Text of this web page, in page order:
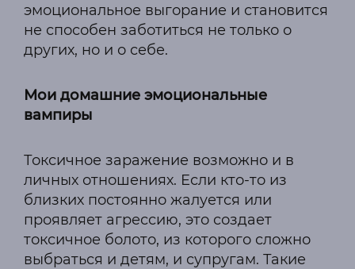
эмоциональное выгорание и становится
не способен заботиться не только о
других, но и о себе.
Мои домашние эмоциональные
вампиры
Токсичное заражение возможно и в
личных отношениях. Если кто-то из
близких постоянно жалуется или
проявляет агрессию, это создает
токсичное болото, из которого сложно
выбраться и детям, и супругам. Такие